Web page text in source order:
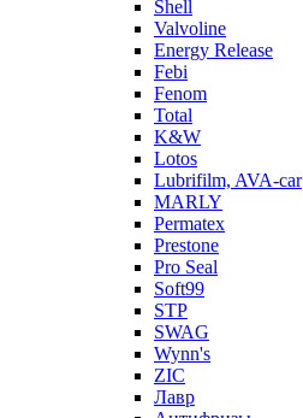
Shell
Valvoline
Energy Release
Febi
Fenom
Total
K&W
Lotos
Lubrifilm, AVA-car
MARLY
Permatex
Prestone
Pro Seal
Soft99
STP
SWAG
Wynn's
ZIC
Лавр